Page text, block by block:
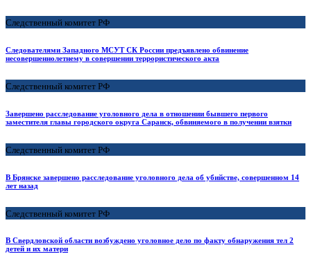
Следственный комитет РФ
Следователями Западного МСУТ СК России предъявлено обвинение
несовершеннолетнему в совершении террористического акта
Следственный комитет РФ
Завершено расследование уголовного дела в отношении бывшего первого
заместителя главы городского округа Саранск, обвиняемого в получении взятки
Следственный комитет РФ
В Брянске завершено расследование уголовного дела об убийстве, совершенном 14
лет назад
Следственный комитет РФ
В Свердловской области возбуждено уголовное дело по факту обнаружения тел 2
детей и их матери